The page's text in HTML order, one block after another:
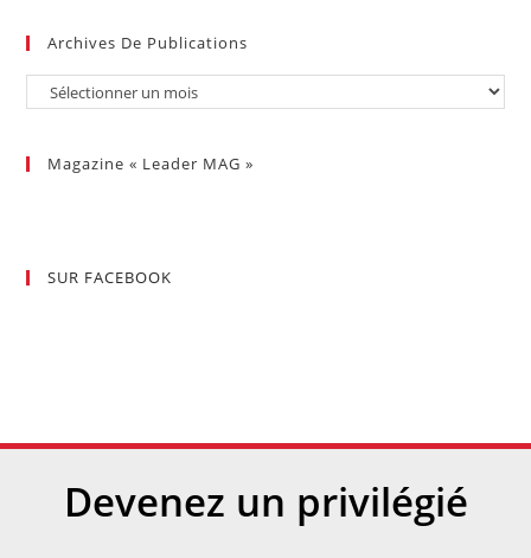
Archives De Publications
Magazine « Leader MAG »
SUR FACEBOOK
Devenez un privilégié